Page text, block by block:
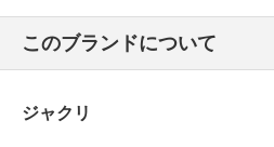
・保証案内書
・あり
このブランドについて
ジャクリ